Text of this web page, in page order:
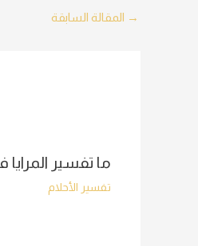
Post
→ المقالة السابقة
ما تفسير المرايا
تفسير الأحلام